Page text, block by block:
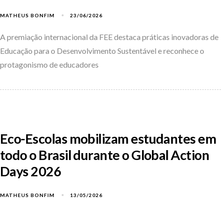
MATHEUS BONFIM 23/06/2026
A premiação internacional da FEE destaca práticas inovadoras de
Educação para o Desenvolvimento Sustentável e reconhece o
protagonismo de educadores
Eco-Escolas mobilizam estudantes em
todo o Brasil durante o Global Action
Days 2026
MATHEUS BONFIM 13/05/2026